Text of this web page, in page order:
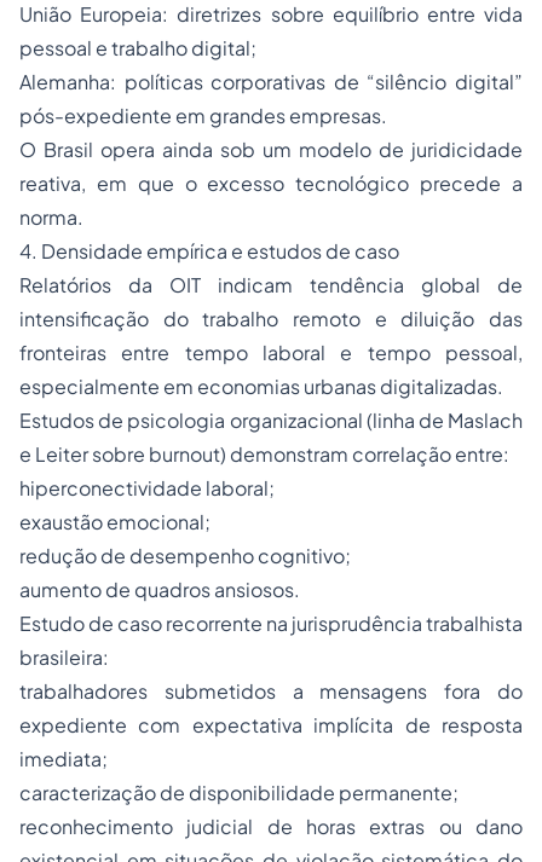
União Europeia: diretrizes sobre equilíbrio entre vida
pessoal e trabalho digital;
Alemanha: políticas corporativas de “silêncio digital”
pós-expediente em grandes empresas.
O Brasil opera ainda sob um modelo de juridicidade
reativa, em que o excesso tecnológico precede a
norma.
4. Densidade empírica e estudos de caso
Relatórios da OIT indicam tendência global de
intensificação do trabalho remoto e diluição das
fronteiras entre tempo laboral e tempo pessoal,
especialmente em economias urbanas digitalizadas.
Estudos de psicologia organizacional (linha de Maslach
e Leiter sobre burnout) demonstram correlação entre:
hiperconectividade laboral;
exaustão emocional;
redução de desempenho cognitivo;
aumento de quadros ansiosos.
Estudo de caso recorrente na jurisprudência trabalhista
brasileira:
trabalhadores submetidos a mensagens fora do
expediente com expectativa implícita de resposta
imediata;
caracterização de disponibilidade permanente;
reconhecimento judicial de horas extras ou dano